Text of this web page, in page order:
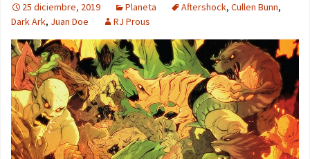
25 diciembre, 2019 Planeta Aftershock, Cullen Bunn,
Dark Ark, Juan Doe RJ Prous